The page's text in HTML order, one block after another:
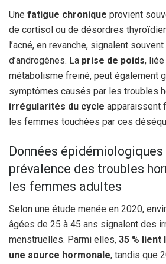
Une fatigue chronique provient
de cortisol ou de désordres
l’acné, en revanche, signalent
d’androgènes. La prise de poids, liée
métabolisme freiné, peut également
symptômes causés par les troubles
irrégularités du cycle apparaissent
les femmes touchées par ces
Données épidémiologiques
prévalence des troubles
les femmes adultes
Selon une étude menée en 2020,
âgées de 25 à 45 ans signalent des
menstruelles. Parmi elles, 35 % lient
une source hormonale, tandis que